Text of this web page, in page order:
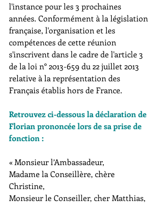
l'instance pour les 3 prochaines
années. Conformément à la législation
française, l'organisation et les
compétences de cette réunion
s'inscrivent dans le cadre de l'article 3
de la loi n° 2013-659 du 22 juillet 2013
relative à la représentation des
Français établis hors de France.
Retrouvez ci-dessous la déclaration de
Florian prononcée lors de sa prise de
fonction :
« Monsieur l’Ambassadeur,
Madame la Conseillère, chère
Christine,
Monsieur le Conseiller, cher Matthias,